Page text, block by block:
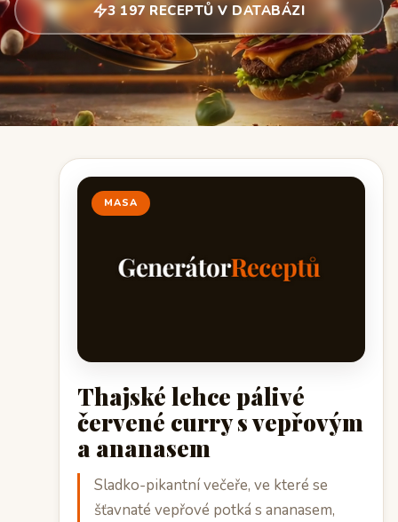
3 197 RECEPTŮ V DATABÁZI
MASA
Thajské lehce pálivé
červené curry s vepřovým
a ananasem
Sladko-pikantní večeře, ve které se
šťavnaté vepřové potká s ananasem,